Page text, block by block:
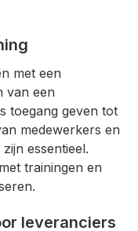
met een
van een
toegang geven tot
medewerkers en
essentieel.
trainingen en
leveranciers